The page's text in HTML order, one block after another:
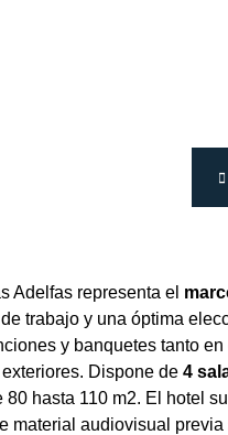
Adelfas representa el
trabajo y una óptima
y banquetes tanto
Dispone de 4
80 hasta 110 m2. El hotel
material audiovisual